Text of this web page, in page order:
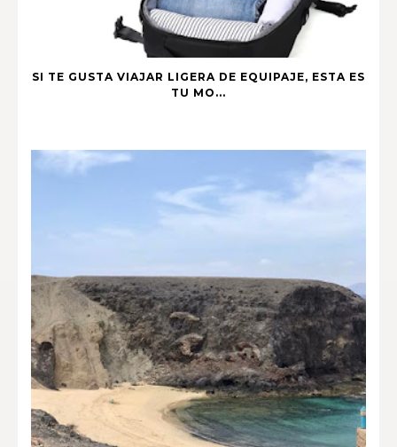
SI TE GUSTA VIAJAR LIGERA DE EQUIPAJE, ESTA ES
TU MO...